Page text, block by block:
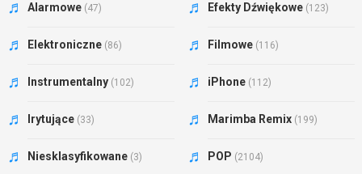
Alarmowe (47) Efekty Dźwiękowe (123)
Elektroniczne (86) Filmowe (116)
Instrumentalny (102) iPhone (112)
Irytujące (33) Marimba Remix (199)
Niesklasyfikowane (3) POP (2104)